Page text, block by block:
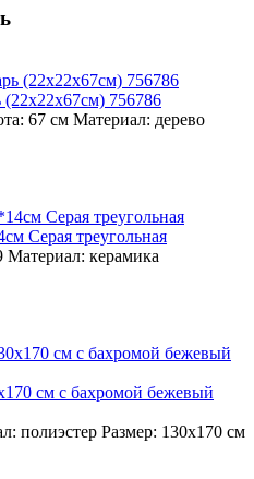
756786
67 см Материал: дерево
Серая треугольная
Материал: керамика
см с бахромой бежевый
полиэстер Размер: 130х170 см